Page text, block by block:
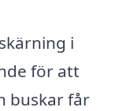
i
för att
buskar får